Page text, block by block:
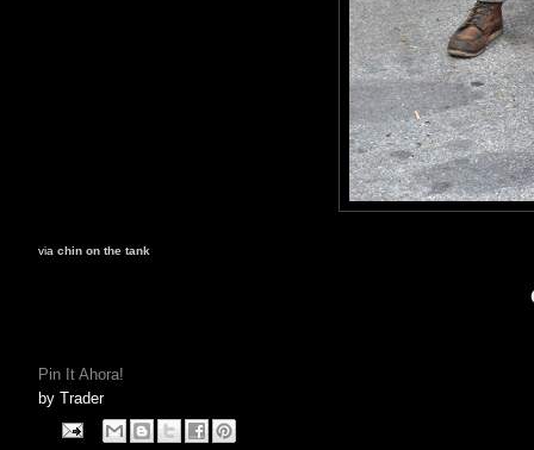
via chin on the tank
Pin It Ahora!
by Trader